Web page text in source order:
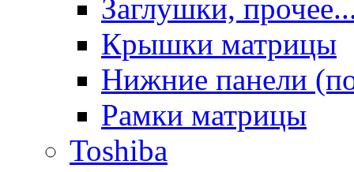
Заглушки,
Крышки матрицы
Нижние панели
Рамки матрицы
Toshiba